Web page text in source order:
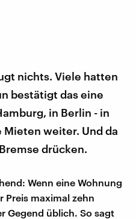
nichts. Viele hatten
bestätigt das eine
in Berlin - in
weiter. Und da
drücken.
Wenn eine Wohnung
Preis maximal zehn
Gegend üblich. So sagt